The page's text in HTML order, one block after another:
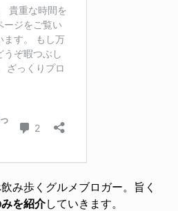
み歩くグルメブロガー。旨く
を紹介していきます。